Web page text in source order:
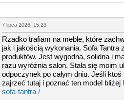
7 lipca 2026, 15:23
Rzadko trafiam na meble, które
jak i jakością wykonania. Sofa Tantra
produktów. Jest wygodna, solidna i
razu wyróżnia salon. Stała się moim
odpoczynek po całym dniu. Jeśli
zajrzeć tutaj i poznać ten model bliżej
sofa-tantra /